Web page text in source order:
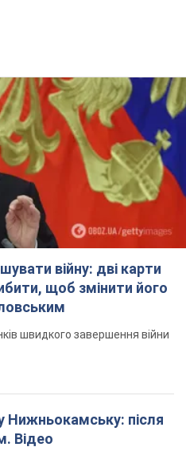
війну: дві карти
щоб змінити його
швидкого завершення війни
Нижньокамську: після
Відео